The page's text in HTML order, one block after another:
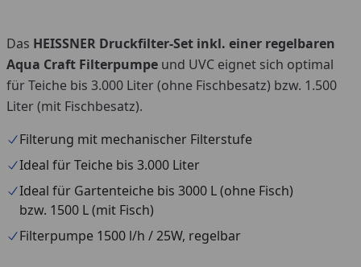
Das HEISSNER Druckfilter-Set inkl. einer regelbaren
Aqua Craft Filterpumpe und UVC eignet sich optimal
für Teiche bis 3.000 Liter (ohne Fischbesatz) bzw. 1.500
Liter (mit Fischbesatz).
Filterung mit mechanischer Filterstufe
Ideal für Teiche bis 3.000 Liter
Ideal für Gartenteiche bis 3000 L (ohne Fisch)
bzw. 1500 L (mit Fisch)
Filterpumpe 1500 l/h / 25W, regelbar